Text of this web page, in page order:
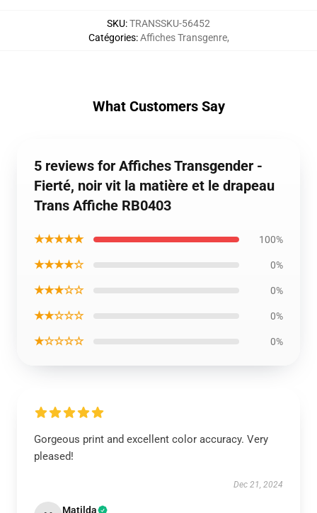
SKU:TRANSSKU-56452
Catégories:Affiches Transgenre,
What Customers Say
5 reviews for Affiches Transgender -
Fierté, noir vit la matière et le drapeau
Trans Affiche RB0403
★★★★★ 100%
★★★★☆ 0%
★★★☆☆ 0%
★★☆☆☆ 0%
★☆☆☆☆ 0%
Gorgeous print and excellent color accuracy. Very
pleased!
Dec 21, 2024
Matilda